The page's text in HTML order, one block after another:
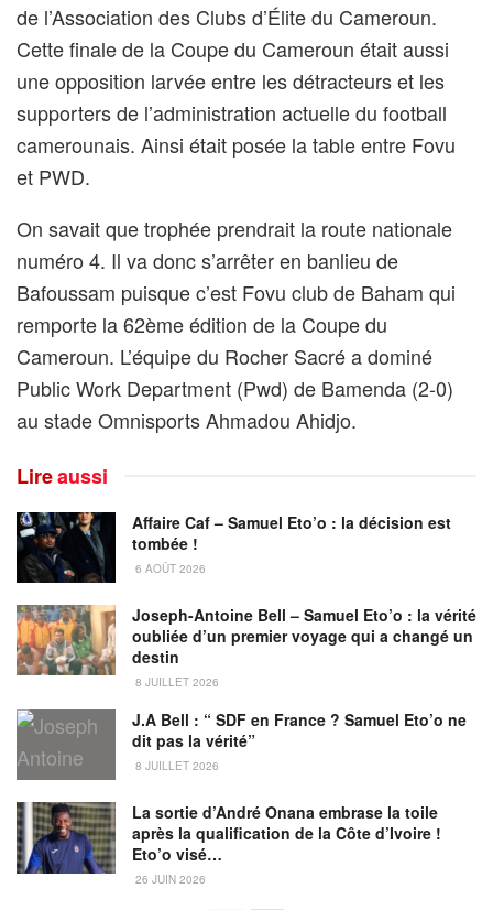
de l’Association des Clubs d’Élite du Cameroun.
Cette finale de la Coupe du Cameroun était aussi
une opposition larvée entre les détracteurs et les
supporters de l’administration actuelle du football
camerounais. Ainsi était posée la table entre Fovu
et PWD.
On savait que trophée prendrait la route nationale
numéro 4. Il va donc s’arrêter en banlieu de
Bafoussam puisque c’est Fovu club de Baham qui
remporte la 62ème édition de la Coupe du
Cameroun. L’équipe du Rocher Sacré a dominé
Public Work Department (Pwd) de Bamenda (2-0)
au stade Omnisports Ahmadou Ahidjo.
Lireaussi
Affaire Caf – Samuel Eto’o : la décision est
tombée !
6 AOÛT 2026
Joseph-Antoine Bell – Samuel Eto’o : la vérité
oubliée d’un premier voyage qui a changé un
destin
8 JUILLET 2026
J.A Bell : “ SDF en France ? Samuel Eto’o ne
dit pas la vérité”
8 JUILLET 2026
La sortie d’André Onana embrase la toile
après la qualification de la Côte d’Ivoire !
Eto’o visé…
26 JUIN 2026